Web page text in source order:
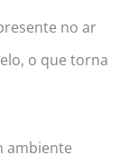
no ar
o que torna
ambiente